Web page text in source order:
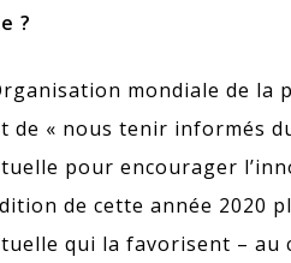
?
mondiale de
de « nous tenir informés
pour encourager
de cette année 2020
qui la favorisent –